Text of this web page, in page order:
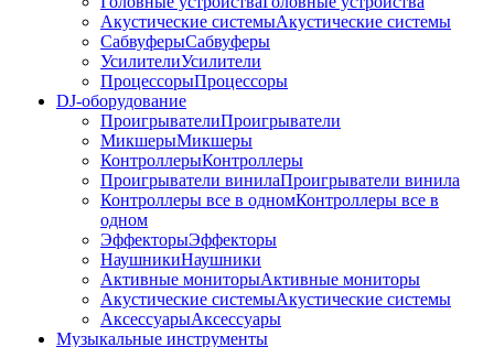
Акустические системыАкустические системы
СабвуферыСабвуферы
УсилителиУсилители
ПроцессорыПроцессоры
DJ-оборудование
ПроигрывателиПроигрыватели
МикшерыМикшеры
КонтроллерыКонтроллеры
Проигрыватели винилаПроигрыватели винила
Контроллеры все в одномКонтроллеры все в
одном
ЭффекторыЭффекторы
НаушникиНаушники
Активные мониторыАктивные мониторы
Акустические системыАкустические системы
АксессуарыАксессуары
Музыкальные инструменты